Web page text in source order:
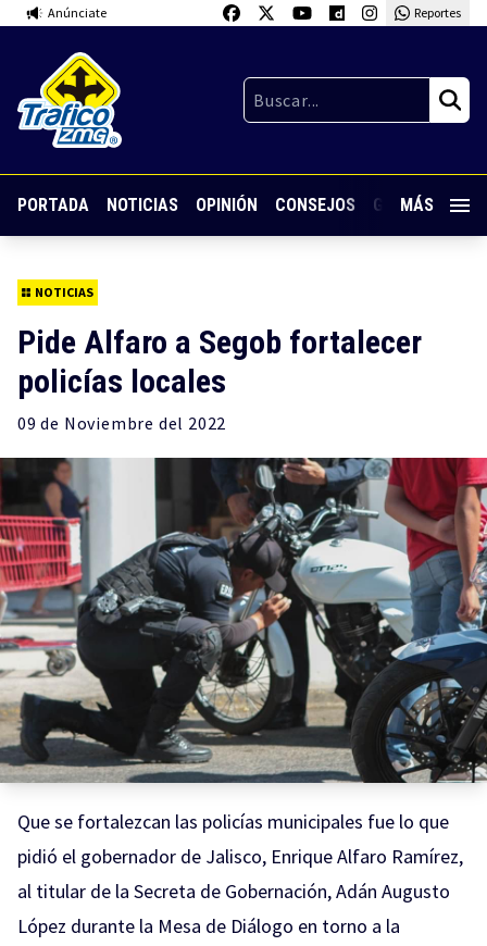
Anúnciate Reportes
PORTADA NOTICIAS OPINIÓN CONSEJOS GUARDIA
MÁS
NOTICIAS
Pide Alfaro a Segob fortalecer
policías locales
09 de Noviembre del 2022
Que se fortalezcan las policías municipales fue lo que
pidió el gobernador de Jalisco, Enrique Alfaro Ramírez,
al titular de la Secreta de Gobernación, Adán Augusto
López durante la Mesa de Diálogo en torno a la